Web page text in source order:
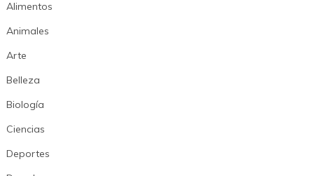
Alimentos
Animales
Arte
Belleza
Biología
Ciencias
Deportes